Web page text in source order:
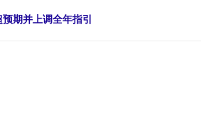
期并上调全年指引